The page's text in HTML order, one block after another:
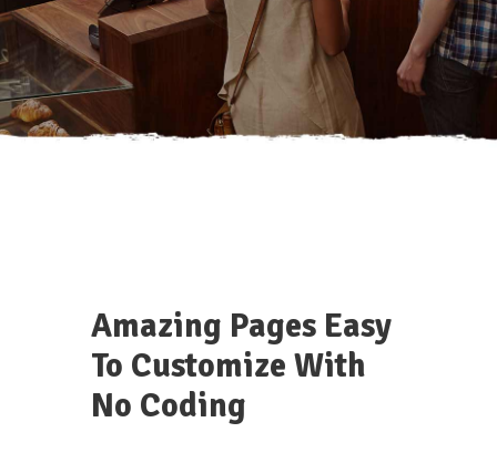
Amazing Pages Easy
To Customize With
No Coding